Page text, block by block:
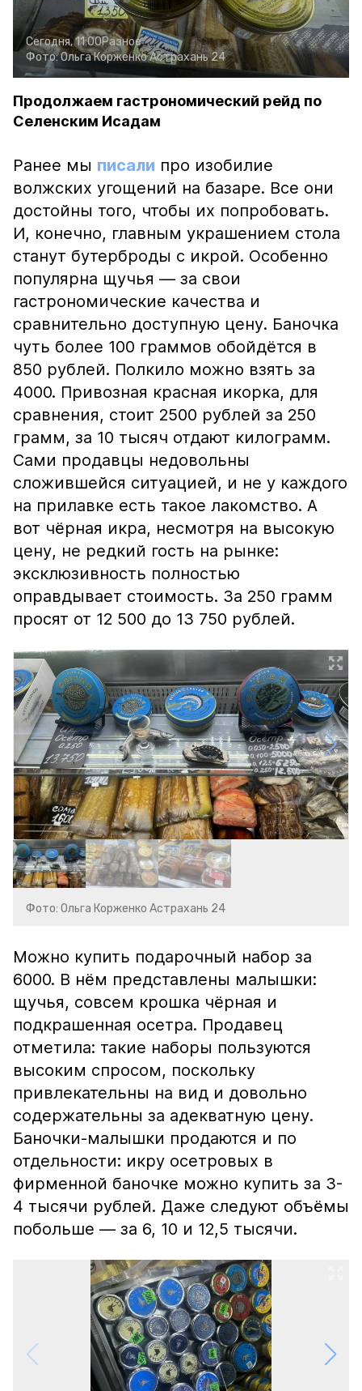
Сегодня, 11:00Разное
Фото:Ольга КорженкоАстрахань 24
Продолжаем гастрономический рейд по
Селенским Исадам
Ранее мы писали про изобилие
волжских угощений на базаре. Все они
достойны того, чтобы их попробовать.
И, конечно, главным украшением стола
станут бутерброды с икрой. Особенно
популярна щучья — за свои
гастрономические качества и
сравнительно доступную цену. Баночка
чуть более 100 граммов обойдётся в
850 рублей. Полкило можно взять за
4000. Привозная красная икорка, для
сравнения, стоит 2500 рублей за 250
грамм, за 10 тысяч отдают килограмм.
Сами продавцы недовольны
сложившейся ситуацией, и не у каждого
на прилавке есть такое лакомство. А
вот чёрная икра, несмотря на высокую
цену, не редкий гость на рынке:
эксклюзивность полностью
оправдывает стоимость. За 250 грамм
просят от 12 500 до 13 750 рублей.
Фото: Ольга Корженко Астрахань 24
Можно купить подарочный набор за
6000. В нём представлены малышки:
щучья, совсем крошка чёрная и
подкрашенная осетра. Продавец
отметила: такие наборы пользуются
высоким спросом, поскольку
привлекательны на вид и довольно
содержательны за адекватную цену.
Баночки-малышки продаются и по
отдельности: икру осетровых в
фирменной баночке можно купить за 3-
4 тысячи рублей. Даже следуют объёмы
побольше — за 6, 10 и 12,5 тысячи.